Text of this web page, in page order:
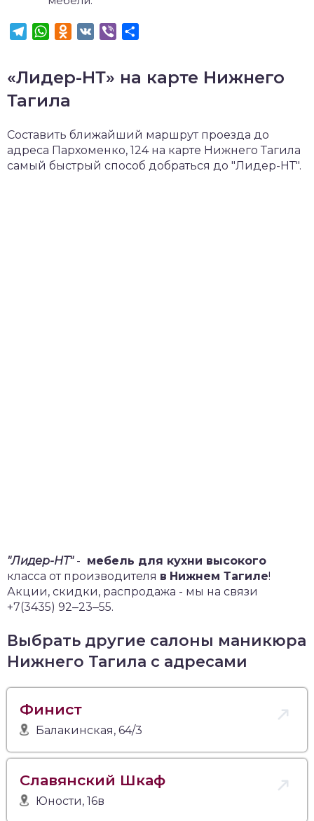
TelegramWhatsApp
Odnoklassniki
VK Viber
«Лидер-НТ» на карте Нижнего
Тагила
Составить ближайший маршрут проезда до
адреса Пархоменко, 124 на карте Нижнего Тагила
самый быстрый способ добраться до "Лидер-НТ".
"Лидер-НТ"- мебель для кухни высокого
класса от производителя в Нижнем Тагиле!
Акции, скидки, распродажа - мы на связи
+7(3435) 92‒23‒55.
Выбрать другие салоны маникюра
Нижнего Тагила с адресами
Финист
Балакинская, 64/3
Славянский Шкаф
Юности, 16в